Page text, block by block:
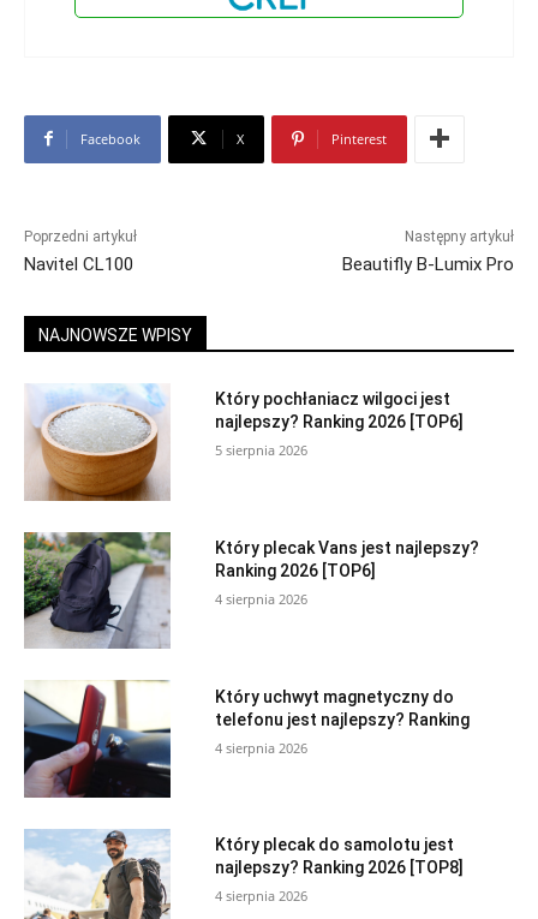
Facebook X Pinterest
Poprzedni artykuł
Navitel CL100
Następny artykuł
Beautifly B-Lumix Pro
NAJNOWSZE WPISY
Który pochłaniacz wilgoci jest
najlepszy? Ranking 2026 [TOP6]
5 sierpnia 2026
Który plecak Vans jest najlepszy?
Ranking 2026 [TOP6]
4 sierpnia 2026
Który uchwyt magnetyczny do
telefonu jest najlepszy? Ranking
4 sierpnia 2026
Który plecak do samolotu jest
najlepszy? Ranking 2026 [TOP8]
4 sierpnia 2026